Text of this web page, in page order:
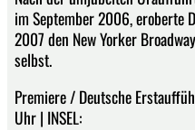
im September 2006, eroberte
2007 den New Yorker
selbst.
Premiere / Deutsche
Uhr | INSEL: